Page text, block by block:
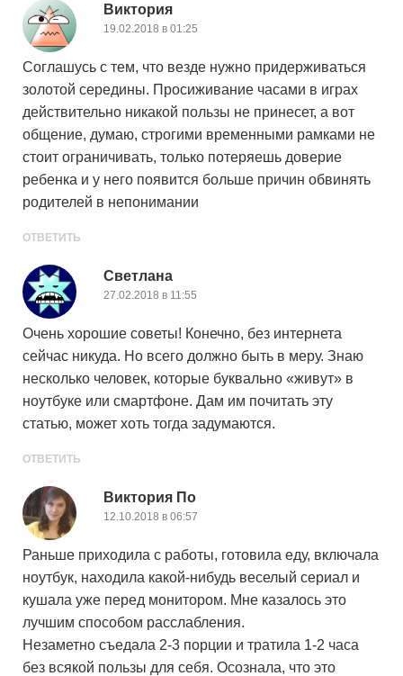
Виктория
19.02.2018 в 01:25
Соглашусь с тем, что везде нужно придерживаться
золотой середины. Просиживание часами в играх
действительно никакой пользы не принесет, а вот
общение, думаю, строгими временными рамками не
стоит ограничивать, только потеряешь доверие
ребенка и у него появится больше причин обвинять
родителей в непонимании
ОТВЕТИТЬ
Светлана
27.02.2018 в 11:55
Очень хорошие советы! Конечно, без интернета
сейчас никуда. Но всего должно быть в меру. Знаю
несколько человек, которые буквально «живут» в
ноутбуке или смартфоне. Дам им почитать эту
статью, может хоть тогда задумаются.
ОТВЕТИТЬ
Виктория По
12.10.2018 в 06:57
Раньше приходила с работы, готовила еду, включала
ноутбук, находила какой-нибудь веселый сериал и
кушала уже перед монитором. Мне казалось это
лучшим способом расслабления.
Незаметно съедала 2-3 порции и тратила 1-2 часа
без всякой пользы для себя. Осознала, что это